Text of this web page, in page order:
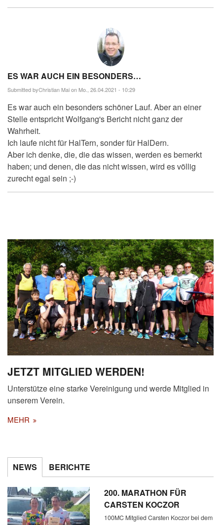
ES WAR AUCH EIN BESONDERS…
Submitted byChristian Maion Mo., 26.04.2021 - 10:29
Es war auch ein besonders schöner Lauf. Aber an einer
Stelle entspricht Wolfgang's Bericht nicht ganz der
Wahrheit.
Ich laufe nicht für HalTern, sonder für HalDern.
Aber ich denke, die, die das wissen, werden es bemerkt
haben; und denen, die das nicht wissen, wird es völlig
zurecht egal sein ;-)
JETZT MITGLIED WERDEN!
Unterstütze eine starke Vereinigung und werde Mitglied in
unserem Verein.
MEHR
NEWS BERICHTE
200. MARATHON FÜR
CARSTEN KOCZOR
100MC Mitglied Carsten Koczor bei dem